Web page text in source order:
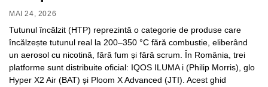
MAI 24, 2026
Tutunul încălzit (HTP) reprezintă o categorie de produse care
încălzește tutunul real la 200–350 °C fără combustie, eliberând
un aerosol cu nicotină, fără fum și fără scrum. În România, trei
platforme sunt distribuite oficial: IQOS ILUMA i (Philip Morris), glo
Hyper X2 Air (BAT) și Ploom X Advanced (JTI). Acest ghid